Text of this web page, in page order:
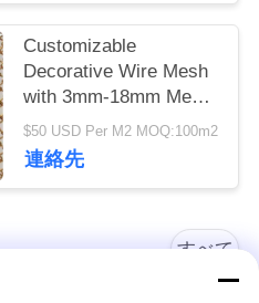
Customizable
Decorative Wire Mesh
with 3mm-18mm Mesh
Opening 0.5-2mm Wire
Diameter and
40%-85% Open Area
$50 USD Per M2 MOQ:100m2
連絡先
すべて